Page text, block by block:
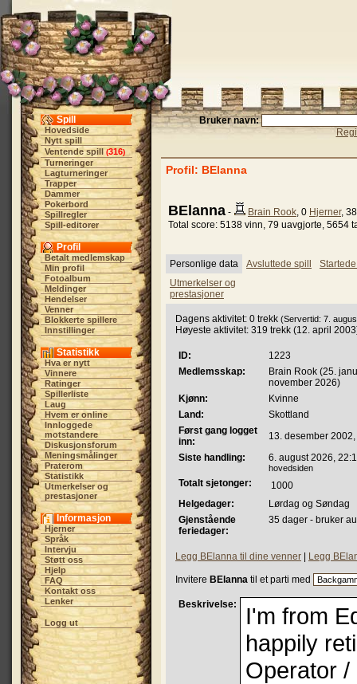
Spill
Hovedside
Nytt spill
Ventende spill (316)
Turneringer
Lagturneringer
Trapper
Dammer
Pokerbord
Spillregler
Spill-editorer
Profil
Betalt medlemskap
Min profil
Fotoalbum
Meldinger
Hendelser
Venner
Blokkerte spillere
Innstillinger
Statistikk
Hva er nytt
Vinnere
Ratinger
Spillerliste
Laug
Hvem er online
Innloggede
motstandere
Diskusjonsforum
Meningsmålinger
Praterom
Statistikk
Utmerkelser og
prestasjoner
Informasjon
Hjerner
Språk
Intervju
Støtt oss
Hjelp
FAQ
Kontakt oss
Lenker
Logg ut
Bruker navn:
Profil: BElanna
BElanna - Brain Rook, 0 Hjerner,
Total score: 5138 vinn, 79 uavgjorte, 5654
Personlige data Avsluttede spill
Utmerkelser og
prestasjoner
Dagens aktivitet: 0 trekk (Servertid: 7.
Høyeste aktivitet: 319 trekk (12. april
ID:
1223
Medlemsskap:
Brain Rook (25.
november 2026)
Kjønn:
Kvinne
Land:
Skottland
Først gang logget
inn:
13. desember
Siste handling:
6. august 2026,
hovedsiden
Totalt sjetonger:
1000
Helgedager:
Lørdag og Søndag
Gjenstående
feriedager:
35 dager - bruker
Legg BElanna til dine venner Legg
Invitere BElanna til et parti med
Beskrivelse:
I'm from
happily
Operator /